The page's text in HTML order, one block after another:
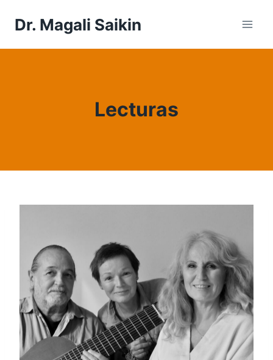
Dr. Magali Saikin
Lecturas